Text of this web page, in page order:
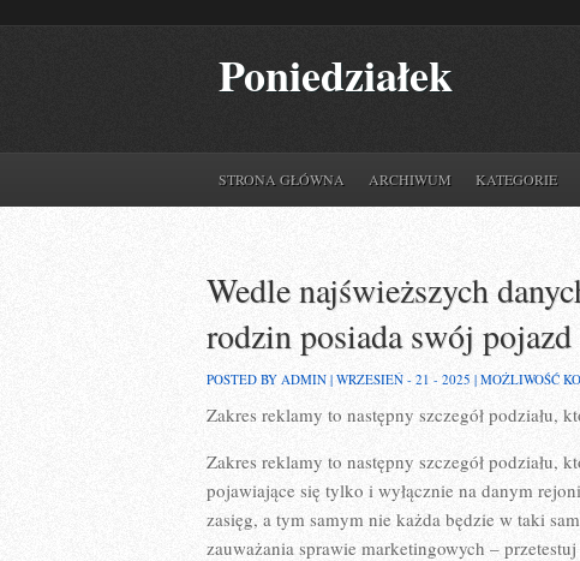
Poniedziałek
STRONA GŁÓWNA ARCHIWUM KATEGORIE
Wedle najświeższych
rodzin posiada swój pojazd
POSTED BY ADMIN | WRZESIEŃ - 21 - 2025 | MOŻLIWOŚĆ
Zakres reklamy to następny szczegół podziału,
Zakres reklamy to następny szczegół
pojawiające się tylko i wyłącznie na danym
zasięg, a tym samym nie każda będzie w taki
zauważania sprawie marketingowych –